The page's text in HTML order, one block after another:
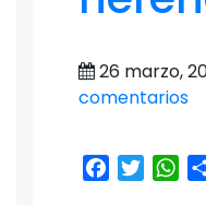
26 marzo,
comentarios
Facebook
Twitter